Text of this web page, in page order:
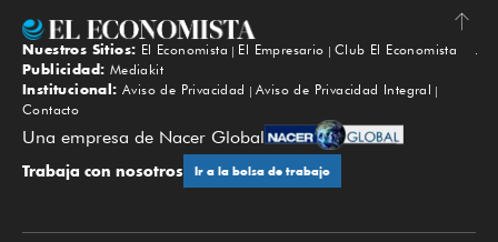
Subir
Nuestros Sitios: El Economista El Empresario
Club El Economista
Publicidad: Mediakit
Institucional: Aviso de Privacidad
Aviso de Privacidad Integral
Contacto
Una empresa de Nacer Global
Trabaja con nosotros Ir a la bolsa de trabajo